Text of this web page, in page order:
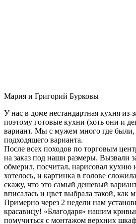
Мария и Григорий Бурковы
У нас в доме нестандартная кухня из-
поэтому готовые кухни (хоть они и
вариант. Мы с мужем много где
подходящего варианта.
После всех походов по торговым
на заказ под наши размеры. Вызвали
обмерил, посчитал, нарисовал кухню
хотелось, и картинка в голове
скажу, что это самый дешевый
вписалась и цвет выбрала такой, как
Примерно через 2 недели нам
красавицу! «Благодаря» нашим
помучиться с монтажом верхних